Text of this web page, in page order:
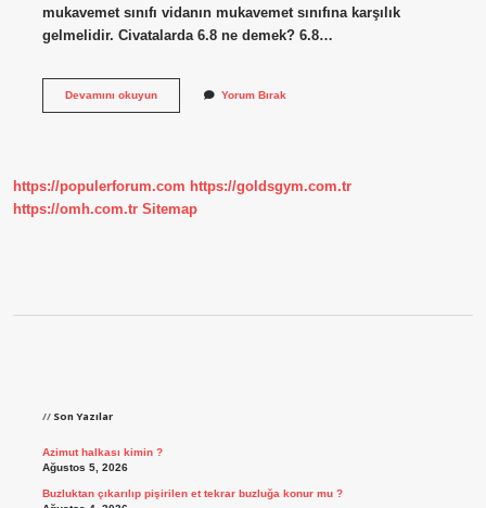
mukavemet sınıfı vidanın mukavemet sınıfına karşılık
gelmelidir. Civatalarda 6.8 ne demek? 6.8…
Devamını okuyunCıvata
Yorum Bırak
https://populerforum.com https://goldsgym.com.tr
https://omh.com.tr Sitemap
Son Yazılar
Azimut halkası kimin ?
Ağustos 5, 2026
Buzluktan çıkarılıp pişirilen et tekrar buzluğa konur mu ?